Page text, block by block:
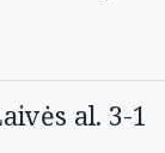
al. 3-1